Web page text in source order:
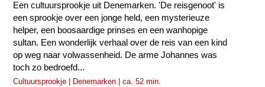
Een cultuursprookje uit Denemarken. 'De reisgenoot' is
een sprookje over een jonge held, een mysterieuze
helper, een boosaardige prinses en een wanhopige
sultan. Een wonderlijk verhaal over de reis van een kind
op weg naar volwassenheid. De arme Johannes was
toch zo bedroefd...
Cultuursprookje | Denemarken | ca. 52 min.